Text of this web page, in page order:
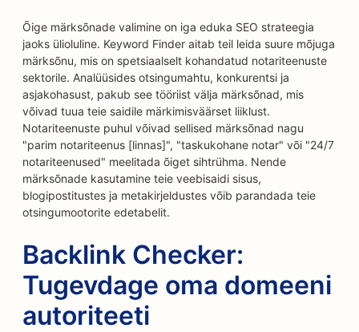
Õige märksõnade valimine on iga eduka SEO strateegia
jaoks ülioluline. Keyword Finder aitab teil leida suure mõjuga
märksõnu, mis on spetsiaalselt kohandatud notariteenuste
sektorile. Analüüsides otsingumahtu, konkurentsi ja
asjakohasust, pakub see tööriist välja märksõnad, mis
võivad tuua teie saidile märkimisväärset liiklust.
Notariteenuste puhul võivad sellised märksõnad nagu
"parim notariteenus [linnas]", "taskukohane notar" või "24/7
notariteenused" meelitada õiget sihtrühma. Nende
märksõnade kasutamine teie veebisaidi sisus,
blogipostitustes ja metakirjeldustes võib parandada teie
otsingumootorite edetabelit.
Backlink Checker:
Tugevdage oma domeeni
autoriteeti